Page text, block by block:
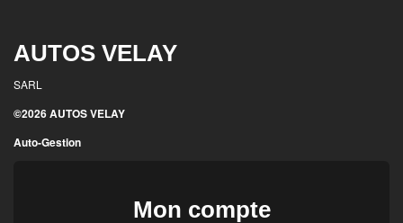
AUTOS VELAY
SARL
©2026 AUTOS VELAY
Auto-Gestion
Mon compte